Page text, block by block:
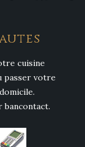
cuisine
passer votre
bancontact.